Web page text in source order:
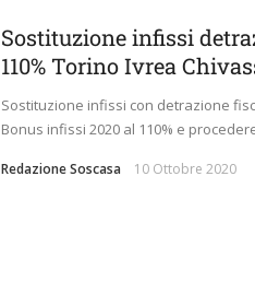
Sostituzione infissi
110% Torino Ivrea
Sostituzione infissi con detrazione
Bonus infissi 2020 al 110% e
Redazione Soscasa 10 Ottobre 2020